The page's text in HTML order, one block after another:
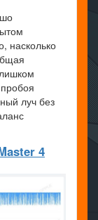
насколько
луч без
4